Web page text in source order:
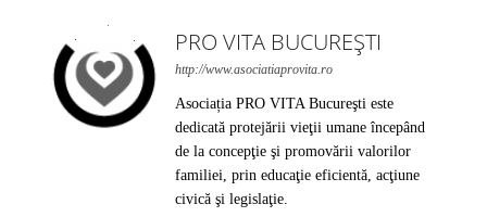
PRO VITA BUCUREȘTI
http://www.asociatiaprovita.ro
Asociația PRO VITA Bucureşti este
dedicată protejării vieţii umane începând
de la concepţie şi promovării valorilor
familiei, prin educaţie eficientă, acţiune
civică şi legislaţie.